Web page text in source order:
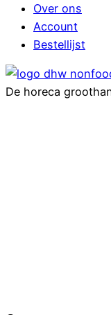
Over ons
Account
Bestellijst
De horeca